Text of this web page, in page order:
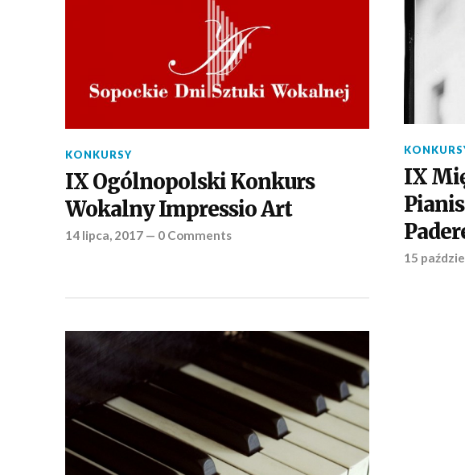
KONKURSY
IX Ogólnopolski Konkurs
Wokalny Impressio Art
14 lipca, 2017— 0 Comments
IX
15